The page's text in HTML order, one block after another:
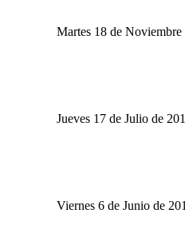
Martes 18 de Noviembre
Jueves 17 de Julio de
Viernes 6 de Junio de